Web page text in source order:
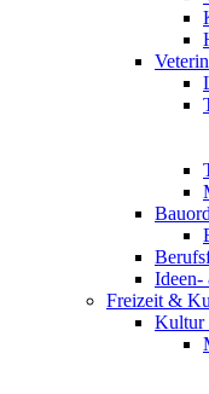
Ideen-
Freizeit &
Kultur